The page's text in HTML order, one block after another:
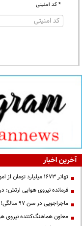
* کد امنیتی
آخرین اخبار
تهاتر ۱۶۷۳ میلیارد تومان از اموال شرکت‌های تراستی
فرمانده نیروی هوایی ارتش:
ماجراجویی در سن ۹۷ سالگی!
معاون هماهنگ‌کننده نیروی